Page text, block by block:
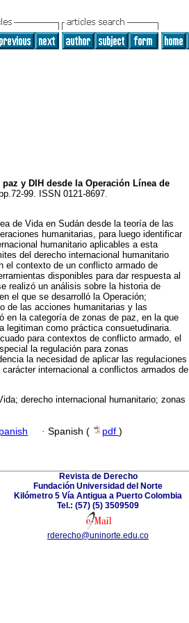
y DIH desde la Operación Línea de
99. ISSN 0121-8697.
de Vida en Sudán desde la teoría de las
humanitarias, para luego identificar
humanitario aplicables a esta
del derecho internacional humanitario
el contexto de un conflicto armado de
disponibles para dar respuesta al
realizó un análisis sobre la historia de
el que se desarrolló la Operación;
de las acciones humanitarias y las
en la categoría de zonas de paz, en la que
legitiman como práctica consuetudinaria.
para contextos de conflicto armado, el
la regulación para zonas
la necesidad de aplicar las regulaciones
internacional a conflictos armados de
derecho internacional humanitario; zonas
· Spanish ( pdf )
Revista de Derecho
Fundación Universidad del Norte
Kilómetro 5 Vía Antigua a Puerto Colombia
Tel.: (57) (5) 3509509
rderecho@uninorte.edu.co